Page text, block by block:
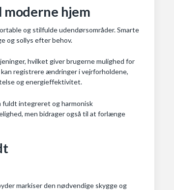
hjem
og stilfulde udendørsområder. Smarte
og sollys efter behov.
hvilket giver brugerne mulighed for
registrere ændringer i vejrforholdene,
og energieffektivitet.
fuldt integreret og harmonisk
men bidrager også til at forlænge
markiser den nødvendige skygge og